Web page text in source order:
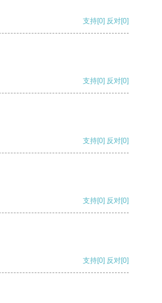
支持[0] 反对[0]
支持[0] 反对[0]
支持[0] 反对[0]
支持[0] 反对[0]
支持[0] 反对[0]